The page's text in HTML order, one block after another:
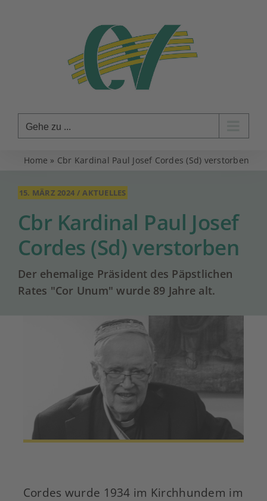
Gehe zu ...
Home » Cbr Kardinal Paul Josef Cordes (Sd) verstorben
15. MÄRZ 2024 / AKTUELLES
Cbr Kardinal Paul Josef
Cordes (Sd) verstorben
Der ehemalige Präsident des Päpstlichen
Rates "Cor Unum" wurde 89 Jahre alt.
Cordes wurde 1934 im Kirchhundem im